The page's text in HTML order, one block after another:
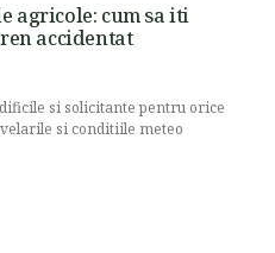
agricole: cum sa iti
accidentat
si solicitante pentru orice
si conditiile meteo